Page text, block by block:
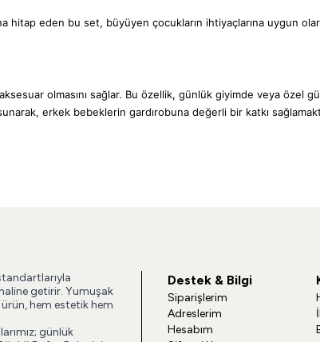
eden bu set, büyüyen çocukların ihtiyaçlarına uygun
olmasını sağlar. Bu özellik, günlük giyimde veya
erkek bebeklerin gardırobuna değerli bir katkı
getirir. Yumuşak
hem estetik hem
günlük
Destek & Bilgi
Siparişlerim
Adreslerim
Hesabım